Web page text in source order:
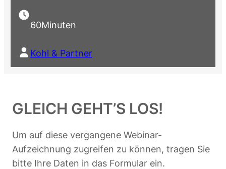
60Minuten
Kohl & Partner
GLEICH GEHT’S LOS!
Um auf diese vergangene Webinar-
Aufzeichnung zugreifen zu können, tragen Sie
bitte Ihre Daten in das Formular ein.